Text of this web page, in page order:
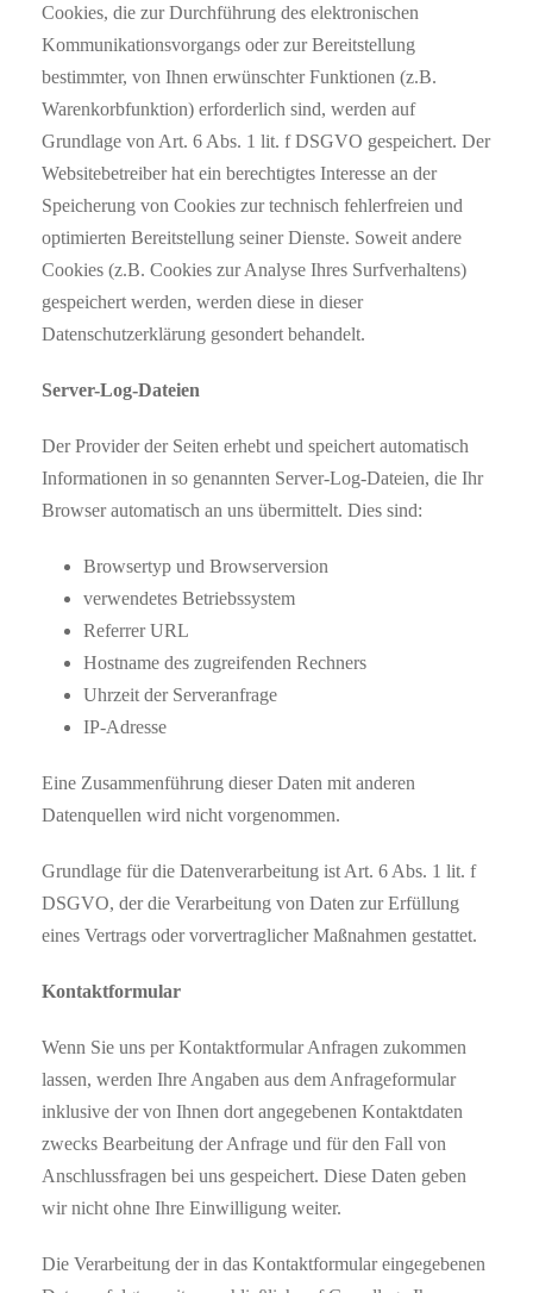
Cookies, die zur Durchführung des elektronischen
Kommunikationsvorgangs oder zur Bereitstellung
bestimmter, von Ihnen erwünschter Funktionen (z.B.
Warenkorbfunktion) erforderlich sind, werden auf
Grundlage von Art. 6 Abs. 1 lit. f DSGVO gespeichert. Der
Websitebetreiber hat ein berechtigtes Interesse an der
Speicherung von Cookies zur technisch fehlerfreien und
optimierten Bereitstellung seiner Dienste. Soweit andere
Cookies (z.B. Cookies zur Analyse Ihres Surfverhaltens)
gespeichert werden, werden diese in dieser
Datenschutzerklärung gesondert behandelt.
Server-Log-Dateien
Der Provider der Seiten erhebt und speichert automatisch
Informationen in so genannten Server-Log-Dateien, die Ihr
Browser automatisch an uns übermittelt. Dies sind:
Browsertyp und Browserversion
verwendetes Betriebssystem
Referrer URL
Hostname des zugreifenden Rechners
Uhrzeit der Serveranfrage
IP-Adresse
Eine Zusammenführung dieser Daten mit anderen
Datenquellen wird nicht vorgenommen.
Grundlage für die Datenverarbeitung ist Art. 6 Abs. 1 lit. f
DSGVO, der die Verarbeitung von Daten zur Erfüllung
eines Vertrags oder vorvertraglicher Maßnahmen gestattet.
Kontaktformular
Wenn Sie uns per Kontaktformular Anfragen zukommen
lassen, werden Ihre Angaben aus dem Anfrageformular
inklusive der von Ihnen dort angegebenen Kontaktdaten
zwecks Bearbeitung der Anfrage und für den Fall von
Anschlussfragen bei uns gespeichert. Diese Daten geben
wir nicht ohne Ihre Einwilligung weiter.
Die Verarbeitung der in das Kontaktformular eingegebenen